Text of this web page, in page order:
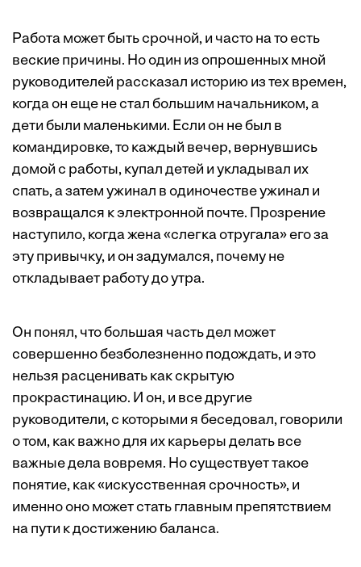
Работа может быть срочной, и часто на то есть
веские причины. Но один из опрошенных мной
руководителей рассказал историю из тех времен,
когда он еще не стал большим начальником, а
дети были маленькими. Если он не был в
командировке, то каждый вечер, вернувшись
домой с работы, купал детей и укладывал их
спать, а затем ужинал в одиночестве ужинал и
возвращался к электронной почте. Прозрение
наступило, когда жена «слегка отругала» его за
эту привычку, и он задумался, почему не
откладывает работу до утра.
Он понял, что большая часть дел может
совершенно безболезненно подождать, и это
нельзя расценивать как скрытую
прокрастинацию. И он, и все другие
руководители, с которыми я беседовал, говорили
о том, как важно для их карьеры делать все
важные дела вовремя. Но существует такое
понятие, как «искусственная срочность», и
именно оно может стать главным препятствием
на пути к достижению баланса.